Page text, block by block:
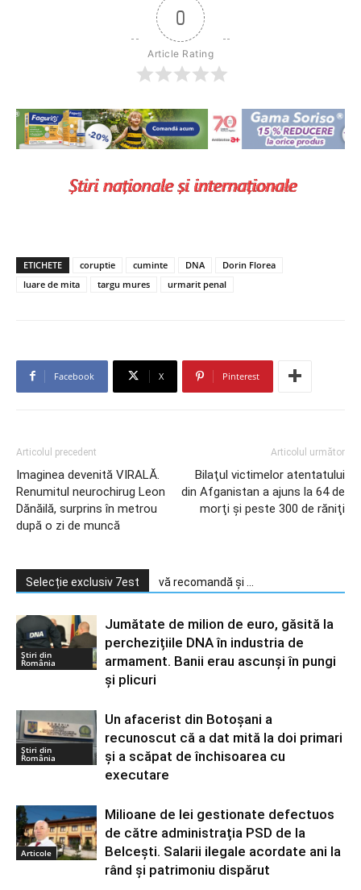
0
Article Rating
ETICHETE coruptie cuminte DNA
Dorin Florea
luare de mita
targu mures urmarit penal
Facebook X Pinterest
Articolul precedent
Imaginea devenită VIRALĂ.
Renumitul neurochirug Leon
Dănăilă, surprins în metrou
după o zi de muncă
Articolul următor
Bilaţul victimelor atentatului
din Afganistan a ajuns la 64 de
morţi şi peste 300 de răniţi
Selecție exclusiv 7est vă recomandă și ...
Știri din
România
Jumătate de milion de euro, găsită la
perchezițiile DNA în industria de
armament. Banii erau ascunși în pungi
și plicuri
Știri din
România
Un afacerist din Botoșani a
recunoscut că a dat mită la doi primari
și a scăpat de închisoarea cu
executare
Articole
Milioane de lei gestionate defectuos
de către administrația PSD de la
Belcești. Salarii ilegale acordate ani la
rând și patrimoniu dispărut